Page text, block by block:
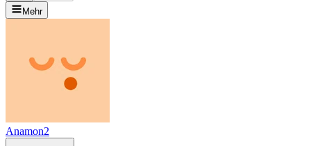
Mehr
Anamon2